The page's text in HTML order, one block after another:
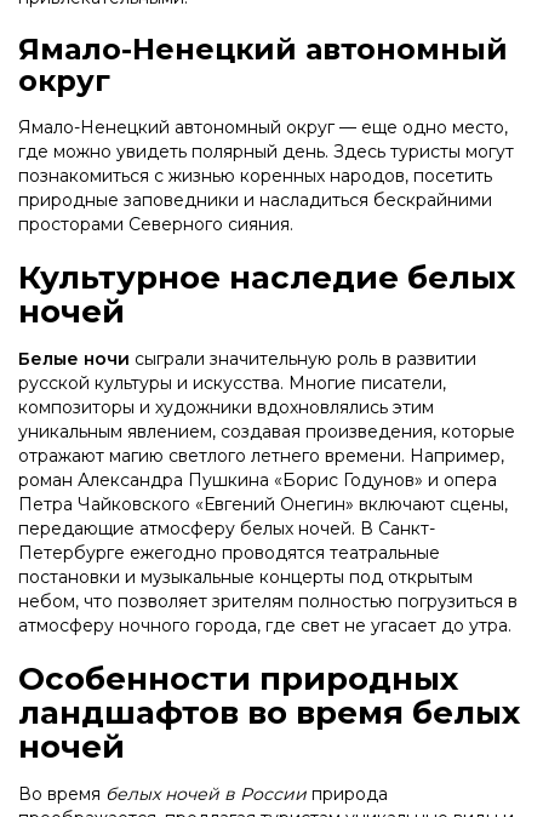
Ямало-Ненецкий автономный
округ
Ямало-Ненецкий автономный округ — еще одно место,
где можно увидеть полярный день. Здесь туристы могут
познакомиться с жизнью коренных народов, посетить
природные заповедники и насладиться бескрайними
просторами Северного сияния.
Культурное наследие белых
ночей
Белые ночи сыграли значительную роль в развитии
русской культуры и искусства. Многие писатели,
композиторы и художники вдохновлялись этим
уникальным явлением, создавая произведения, которые
отражают магию светлого летнего времени. Например,
роман Александра Пушкина «Борис Годунов» и опера
Петра Чайковского «Евгений Онегин» включают сцены,
передающие атмосферу белых ночей. В Санкт-
Петербурге ежегодно проводятся театральные
постановки и музыкальные концерты под открытым
небом, что позволяет зрителям полностью погрузиться в
атмосферу ночного города, где свет не угасает до утра.
Особенности природных
ландшафтов во время белых
ночей
Во время белых ночей в России природа